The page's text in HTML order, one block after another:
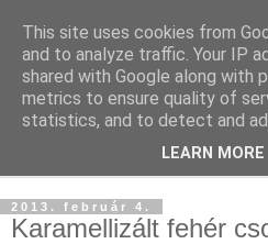
2013. február 4.
Karamellizált fehér
This site uses cookies from
and to analyze traffic. Your IP
shared with Google along with
metrics to ensure quality of
statistics, and to detect and
LEARN MORE